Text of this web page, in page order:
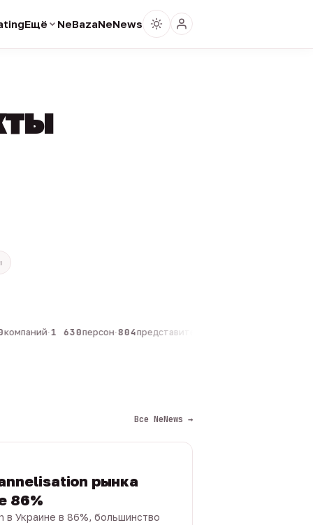
Ещё NeBazaNeNews
·1 630персон·804представителей
Все NeNews →
рынка
86%
в Украине в 86%, большинство